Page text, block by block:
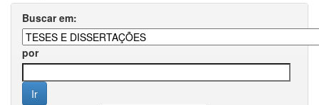
Buscar em:
por